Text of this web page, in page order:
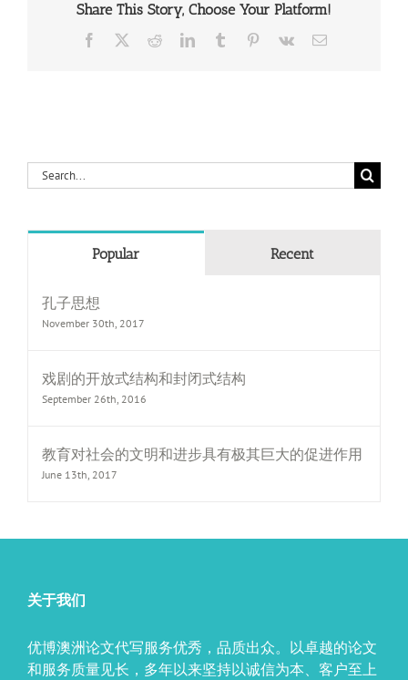
Share This Story, Choose Your Platform!
Facebook RedditLinkedInTumblr Pinterest
Vk Email
Search
for:
Popular Recent
孔子思想
November 30th, 2017
戏剧的开放式结构和封闭式结构
September 26th, 2016
教育对社会的文明和进步具有极其巨大的促进作用
June 13th, 2017
关于我们
优博澳洲论文代写服务优秀，品质出众。以卓越的论文
和服务质量见长，多年以来坚持以诚信为本、客户至上